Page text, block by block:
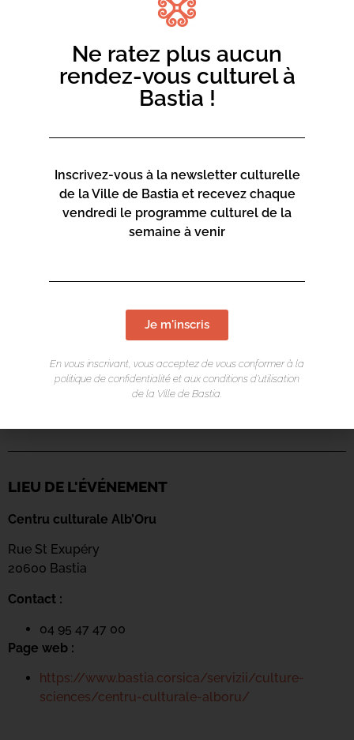
l’occasion pour Voce Ventu de revisiter l’ensemble de son
beaux titres réorchestrés.
LIEU DE L'ÉVÉNEMENT
Centru culturale Alb’Oru
Rue St Exupéry
20600 Bastia
Contact :
04 95 47 47 00
Page web :
https://www.bastia.corsica/servizii/culture-
sciences/centru-culturale-alboru/
Ne ratez plus aucun
rendez-vous culturel à
Bastia !
Inscrivez-vous à la newsletter culturelle
de la Ville de Bastia et recevez chaque
vendredi le programme culturel de la
semaine à venir
Je m'inscris
En vous inscrivant, vous acceptez de vous conformer à la
politique de confidentialité et aux conditions d’utilisation
de la Ville de Bastia.